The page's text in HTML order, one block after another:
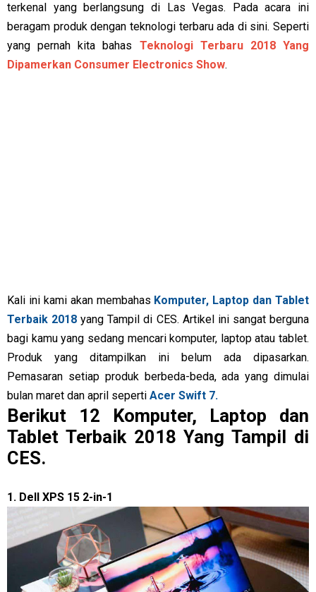
terkenal yang berlangsung di Las Vegas. Pada acara ini
beragam produk dengan teknologi terbaru ada di sini. Seperti
yang pernah kita bahas Teknologi Terbaru 2018 Yang
Dipamerkan Consumer Electronics Show.
Kali ini kami akan membahas Komputer, Laptop dan Tablet
Terbaik 2018 yang Tampil di CES. Artikel ini sangat berguna
bagi kamu yang sedang mencari komputer, laptop atau tablet.
Produk yang ditampilkan ini belum ada dipasarkan.
Pemasaran setiap produk berbeda-beda, ada yang dimulai
bulan maret dan april seperti Acer Swift 7.
Berikut 12 Komputer, Laptop dan
Tablet Terbaik 2018 Yang Tampil di
CES.
1. Dell XPS 15 2-in-1